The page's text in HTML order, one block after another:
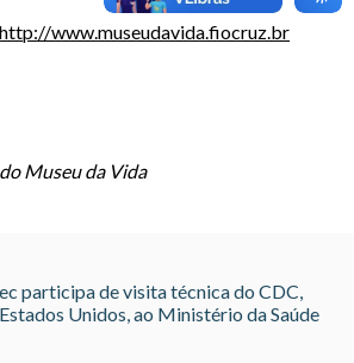
http://www.museudavida.fiocruz.br
Museu da Vida
participa de visita técnica do CDC,
Unidos, ao Ministério da Saúde